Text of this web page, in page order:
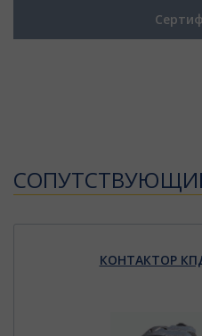
КОНТАКТОР